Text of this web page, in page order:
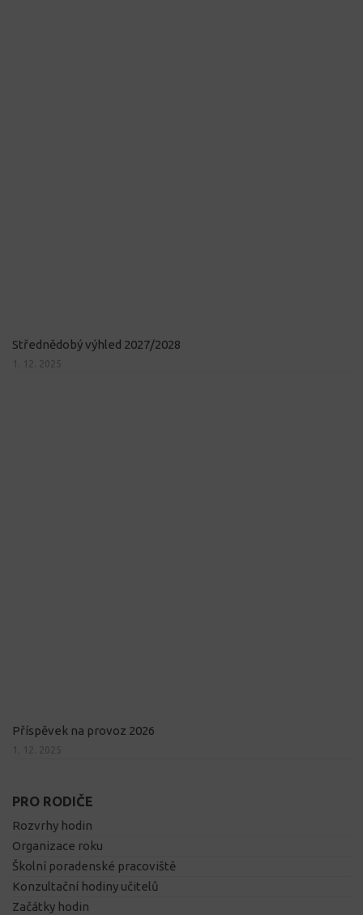
Střednědobý výhled 2027/2028
1. 12. 2025
Příspěvek na provoz 2026
1. 12. 2025
PRO RODIČE
Rozvrhy hodin
Organizace roku
Školní poradenské pracoviště
Konzultační hodiny učitelů
Začátky hodin